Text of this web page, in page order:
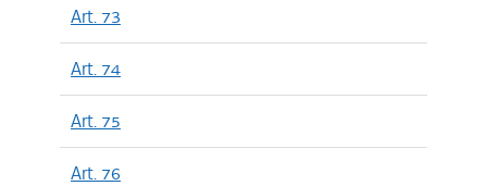
Art. 73
Art. 74
Art. 75
Art. 76